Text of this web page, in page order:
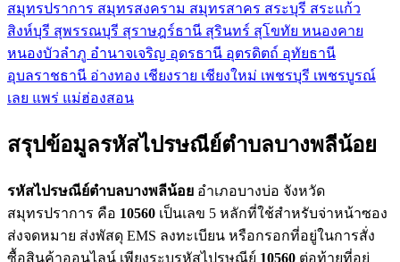
สมุทรปราการ สมุทรสงคราม สมุทรสาคร สระบุรี สระแก้ว
สิงห์บุรี สุพรรณบุรี สุราษฎร์ธานี สุรินทร์ สุโขทัย หนองคาย
หนองบัวลำภู อำนาจเจริญ อุดรธานี อุตรดิตถ์ อุทัยธานี
อุบลราชธานี อ่างทอง เชียงราย เชียงใหม่ เพชรบุรี เพชรบูรณ์
เลย แพร่ แม่ฮ่องสอน
สรุปข้อมูลรหัสไปรษณีย์ตำบลบางพลีน้อย
รหัสไปรษณีย์ตำบลบางพลีน้อย อำเภอบางบ่อ จังหวัด
สมุทรปราการ คือ 10560 เป็นเลข 5 หลักที่ใช้สำหรับจ่าหน้าซอง
ส่งจดหมาย ส่งพัสดุ EMS ลงทะเบียน หรือกรอกที่อยู่ในการสั่ง
ซื้อสินค้าออนไลน์ เพียงระบุรหัสไปรษณีย์ 10560 ต่อท้ายที่อยู่